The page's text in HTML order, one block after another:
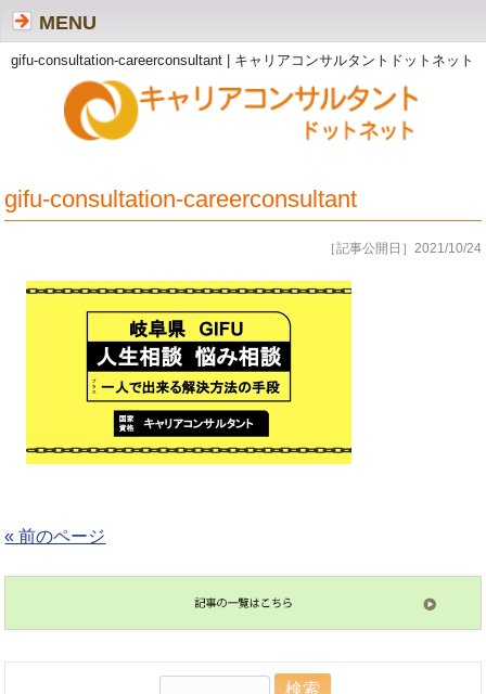
gifu-consultation-careerconsultant | キャリアコンサルタントドットネット
MENU
gifu-consultation-careerconsultant
［記事公開日］2021/10/24
« 前のページ